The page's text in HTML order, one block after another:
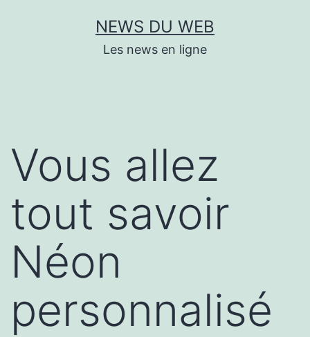
NEWS DU WEB
Les news en ligne
Vous allez
tout savoir
Néon
personnalisé